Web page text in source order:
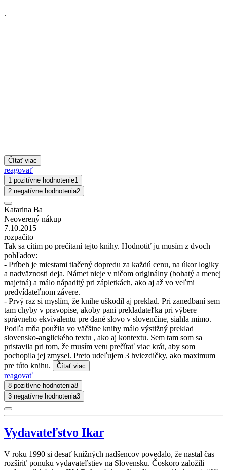
.
Čítať viac
reagovať
1 pozitívne hodnotenie1
2 negatívne hodnotenia2
Katarina Ba
Neoverený nákup
7.10.2015
rozpačito
Tak sa cítim po prečítaní tejto knihy. Hodnotiť ju musím z dvoch
pohľadov:
- Príbeh je miestami tlačený dopredu za každú cenu, na úkor logiky
a nadväznosti deja. Námet nieje v ničom originálny (bohatý a menej
majetná) a málo nápaditý pri zápletkách, ako aj až vo veľmi
predvídateľnom závere.
- Prvý raz si myslím, že knihe uškodil aj preklad. Pri zanedbaní sem
tam chyby v pravopise, akoby pani prekladateľka pri výbere
správneho ekvivalentu pre dané slovo v slovenčine, siahla mimo.
Podľa mňa použila vo väčšine knihy málo výstižný preklad
slovensko-anglického textu , ako aj kontextu. Sem tam som sa
pristavila pri tom, že musím vetu prečítať viac krát, aby som
pochopila jej zmysel. Preto udeľujem 3 hviezdičky, ako maximum
pre túto knihu.
Čítať viac
reagovať
8 pozitívne hodnotenia8
3 negatívne hodnotenia3
Vydavateľstvo Ikar
V roku 1990 si desať knižných nadšencov povedalo, že nastal čas
rozšíriť ponuku vydavateľstiev na Slovensku. Čoskoro založili